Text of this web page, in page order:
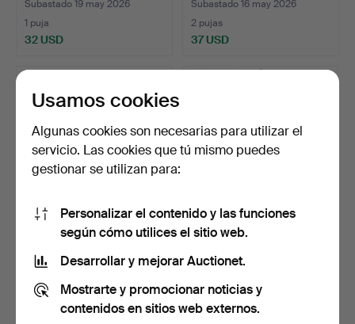
Subastado 19 may 2026
1 puja
32 USD
Subastado 16 may 2026
2 pujas
37 USD
CHAQUETA DE PLUMÓN,
Odd Molly, talla 4.
Subastado 14 may 2026
1 puja
32 USD
FRAC, 3 piezas.
1 puja
32 USD
Usamos cookies
Algunas cookies son necesarias para utilizar el
servicio. Las cookies que tú mismo puedes
gestionar se utilizan para:
Personalizar el contenido y las funciones
según cómo utilices el sitio web.
Desarrollar y mejorar Auctionet.
Mostrarte y promocionar noticias y
contenidos en sitios web externos.